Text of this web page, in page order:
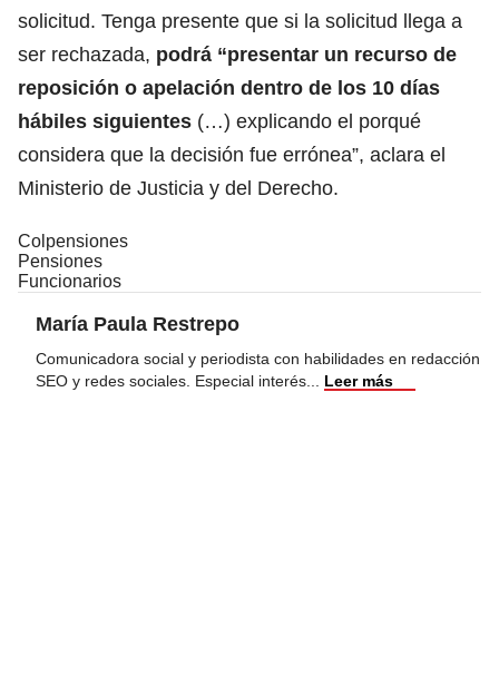
solicitud. Tenga presente que si la solicitud llega a
ser rechazada, podrá “presentar un recurso de
reposición o apelación dentro de los 10 días
hábiles siguientes (…) explicando el porqué
considera que la decisión fue errónea”, aclara el
Ministerio de Justicia y del Derecho.
Colpensiones
Pensiones
Funcionarios
María Paula Restrepo
Comunicadora social y periodista con habilidades en redacción
SEO y redes sociales. Especial interés
Leer más